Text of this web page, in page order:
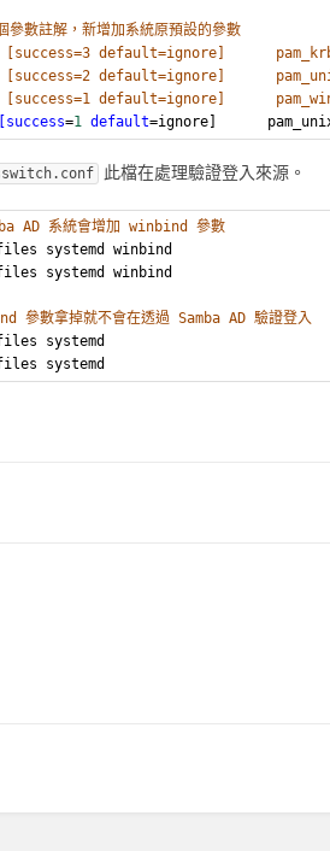
參數註解，新增加系統原預設的參數
default=ignore]
default=ignore]
default=ignore]
[success=1 default=ignore]
此檔在處理驗證登入來源。
AD 系統會增加 winbind 參數
systemd winbind
systemd winbind
參數拿掉就不會在透過 Samba AD 驗證登入
systemd
systemd